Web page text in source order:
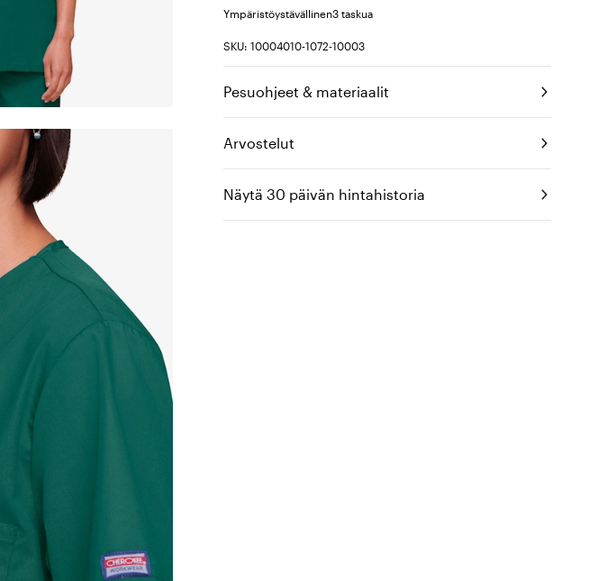
Ympäristöystävällinen3 taskua
SKU: 10004010-1072-10003
Pesuohjeet & materiaalit
Arvostelut
Näytä 30 päivän hintahistoria